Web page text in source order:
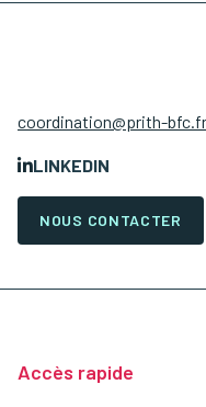
coordination@prith-bfc.fr
LINKEDIN
NOUS CONTACTER
Accès rapide